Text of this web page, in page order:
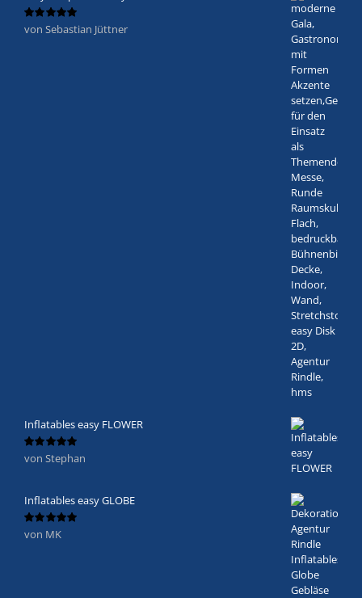
Bewertet
von Sebastian Jüttner
Inflatables easy FLOWER
Bewertet
von 5
von Stephan
Inflatables easy GLOBE
Bewertet
von MK